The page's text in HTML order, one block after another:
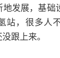
发展，基础
站，很多人
跟上来。